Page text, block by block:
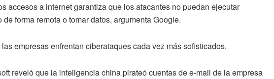
accesos a internet garantiza que los atacantes no puedan ejecutar
forma remota o tomar datos, argumenta Google.
empresas enfrentan ciberataques cada vez más sofisticados.
reveló que la inteligencia china pirateó cuentas de e-mail de la empresa